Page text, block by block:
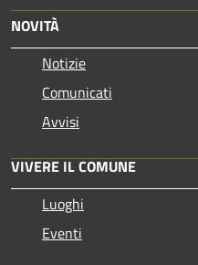
NOVITÀ
Notizie
Comunicati
Avvisi
VIVERE IL COMUNE
Luoghi
Eventi